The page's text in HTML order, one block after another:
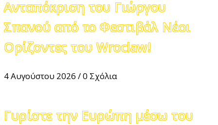
Ανταπόκριση του Γιώργου
Σπανού από το Φεστιβάλ Νέοι
Ορίζοντες του Wroclaw!
4 Αυγούστου 2026 /0 Σχόλια
Γυρίστε την Ευρώπη μέσω του